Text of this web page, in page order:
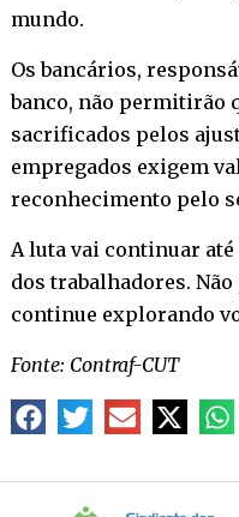
mundo.
Os bancários,
banco, não permitirão
sacrificados pelos
empregados exigem
reconhecimento pelo
A luta vai continuar
dos trabalhadores.
continue explorando
Fonte: Contraf-CUT